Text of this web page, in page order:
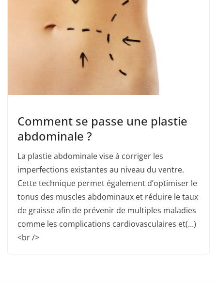
Comment se passe une plastie
abdominale ?
La plastie abdominale vise à corriger les
imperfections existantes au niveau du ventre.
Cette technique permet également d’optimiser le
tonus des muscles abdominaux et réduire le taux
de graisse afin de prévenir de multiples maladies
comme les complications cardiovasculaires et(…)
<br />